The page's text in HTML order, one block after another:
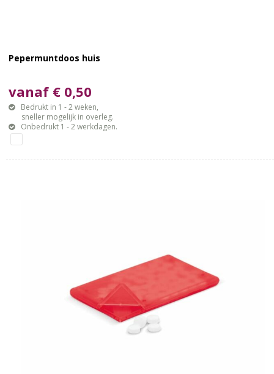
Pepermuntdoos huis
vanaf € 0,50
Bedrukt in 1 - 2 weken,
sneller mogelijk in overleg.
Onbedrukt 1 - 2 werkdagen.